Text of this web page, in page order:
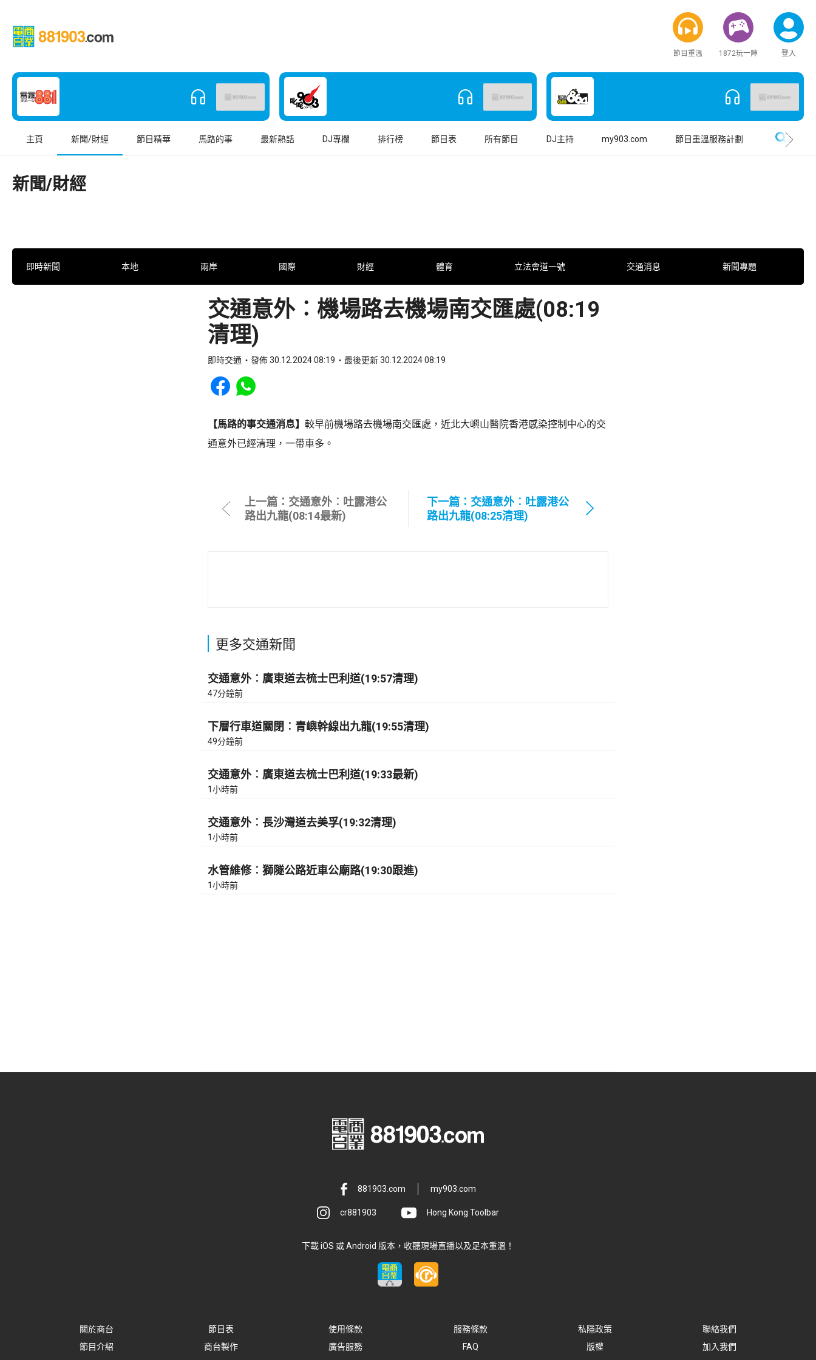
節目重溫 1872玩一陣 登入
主頁 新聞/財經 節目精華 馬路的事 最新熱話 DJ專欄 排行榜 節目表 所有節目 DJ主持 my903.com 節目重溫服務計劃
新聞/財經
即時新聞 本地 兩岸 國際 財經 體育 立法會道一號 交通消息 新聞專題
交通意外︰機場路去機場南交匯處(08:19
清理)
即時交通 發佈 30.12.2024 08:19 最後更新 30.12.2024 08:19
Share to Facebook
Share to WhatsApp
【馬路的事交通消息】 較早前機場路去機場南交匯處，近北大嶼山醫院香港感染控制中心的交
通意外已經清理，一帶車多。
上一篇：交通意外︰吐露港公
路出九龍(08:14最新)
下一篇：交通意外︰吐露港公
路出九龍(08:25清理)
更多交通新聞
交通意外︰廣東道去梳士巴利道(19:57清理)
47分鐘前
下層行車道關閉︰青嶼幹線出九龍(19:55清理)
49分鐘前
交通意外︰廣東道去梳士巴利道(19:33最新)
1小時前
交通意外︰長沙灣道去美孚(19:32清理)
1小時前
水管維修︰獅隧公路近車公廟路(19:30跟進)
1小時前
881903.com my903.com
cr881903 Hong Kong Toolbar
下載 iOS 或 Android 版本，收聽現場直播以及足本重溫！
關於商台 節目表 使用條款 服務條款 私隱政策
聯絡我們
節目介紹
商台製作 廣告服務 FAQ 版權 加入我們